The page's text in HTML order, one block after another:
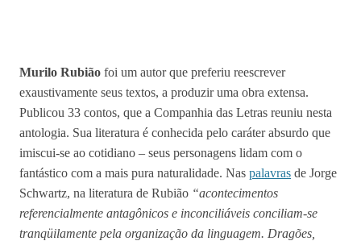
Murilo Rubião foi um autor que preferiu reescrever
exaustivamente seus textos, a produzir uma obra extensa.
Publicou 33 contos, que a Companhia das Letras reuniu nesta
antologia. Sua literatura é conhecida pelo caráter absurdo que
imiscui-se ao cotidiano – seus personagens lidam com o
fantástico com a mais pura naturalidade. Nas palavras de Jorge
Schwartz, na literatura de Rubião “acontecimentos
referencialmente antagônicos e inconciliáveis conciliam-se
tranqüilamente pela organização da linguagem. Dragões,